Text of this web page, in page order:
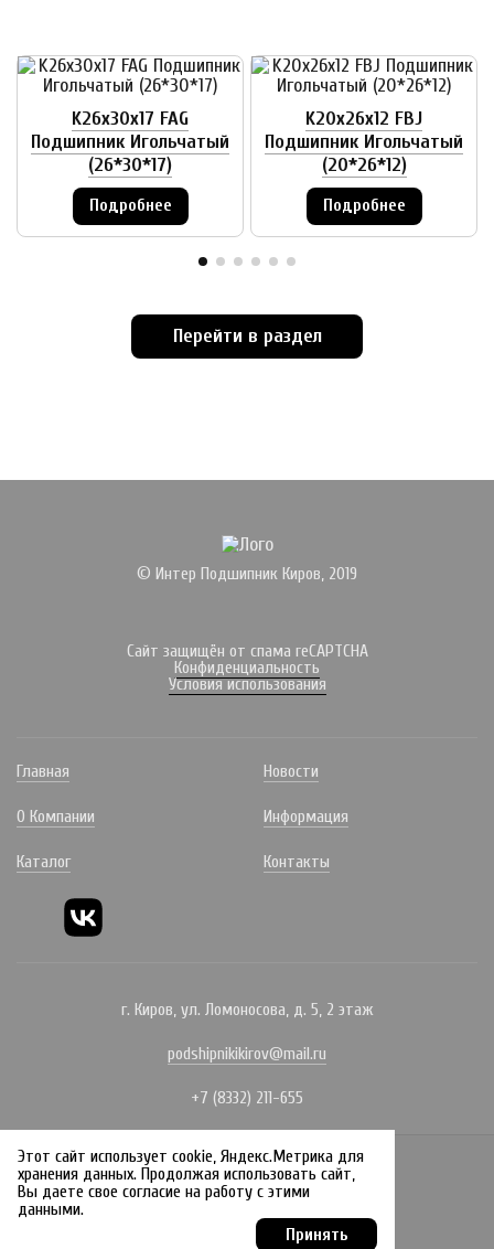
K26x30x17 FAG
Подшипник Игольчатый
(26*30*17)
Подробнее
K20x26x12 FBJ
Подшипник Игольчатый
(20*26*12)
Подробнее
Перейти в раздел
© Интер Подшипник Киров, 2019
Сайт защищён от спама reCAPTCHA
Конфиденциальность
Условия использования
Главная
О Компании
Каталог
Новости
Информация
Контакты
г. Киров, ул. Ломоносова, д. 5, 2 этаж
podshipnikikirov@mail.ru
+7 (8332) 211-655
Политика конфиденциальности
Создание сайта:
Этот сайт использует cookie, Яндекс.Метрика для
хранения данных. Продолжая использовать сайт,
Вы даете свое согласие на работу с этими
данными.
Принять